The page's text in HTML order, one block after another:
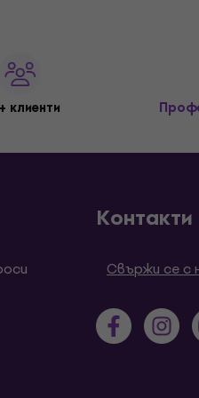
клиенти
Контакти
Свържи се с